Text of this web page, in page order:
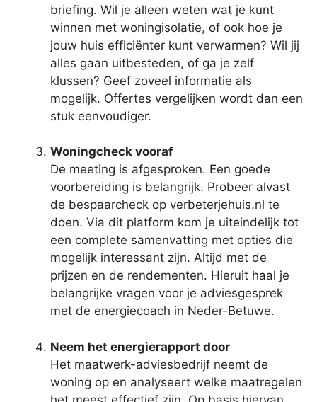
briefing. Wil je alleen weten wat je kunt
winnen met woningisolatie, of ook hoe je
jouw huis efficiënter kunt verwarmen? Wil jij
alles gaan uitbesteden, of ga je zelf
klussen? Geef zoveel informatie als
mogelijk. Offertes vergelijken wordt dan een
stuk eenvoudiger.
Woningcheck vooraf
De meeting is afgesproken. Een goede
voorbereiding is belangrijk. Probeer alvast
de bespaarcheck op verbeterjehuis.nl te
doen. Via dit platform kom je uiteindelijk tot
een complete samenvatting met opties die
mogelijk interessant zijn. Altijd met de
prijzen en de rendementen. Hieruit haal je
belangrijke vragen voor je adviesgesprek
met de energiecoach in Neder-Betuwe.
Neem het energierapport door
Het maatwerk-adviesbedrijf neemt de
woning op en analyseert welke maatregelen